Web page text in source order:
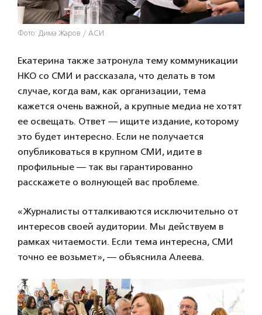
Фото: Дима Жаров / АСИ
Екатерина также затронула тему коммуникации
НКО со СМИ и рассказала, что делать в том
случае, когда вам, как организации, тема
кажется очень важной, а крупные медиа не хотят
ее освещать. Ответ — ищите издание, которому
это будет интересно. Если не получается
опубликоваться в крупном СМИ, идите в
профильные — так вы гарантированно
расскажете о волнующей вас проблеме.
«Журналисты отталкиваются исключительно от
интересов своей аудитории. Мы действуем в
рамках читаемости. Если тема интересна, СМИ
точно ее возьмет», — объяснила Алеева.